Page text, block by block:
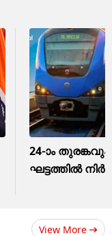
24-ാം
ഘട്ടത്തിൽ
View More